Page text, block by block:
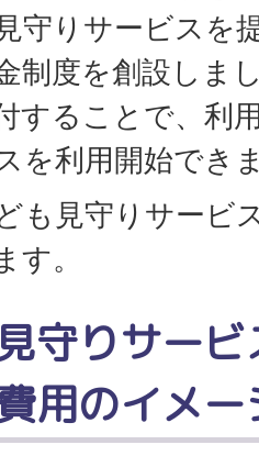
守りサービスを
制度を創設しま
することで、利
を利用開始でき
も見守りサービ
す。
守りサー
用のイメー